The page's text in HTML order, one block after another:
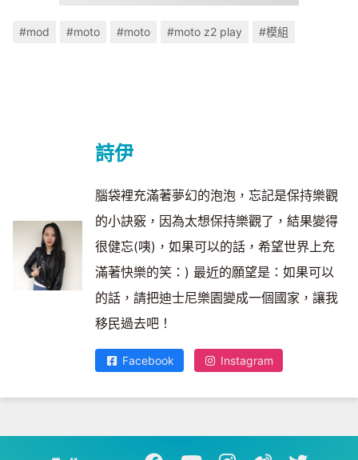
#mod #moto #moto #moto z2 play #模組
詩伊
腦袋裡充滿著夢幻的泡泡，忘記是保持樂觀
的小訣竅，因為太想保持樂觀了，結果變得
很健忘(咦)，如果可以的話，希望世界上充
滿著快樂的笑：) 最近的願望是：如果可以
的話，請把迪士尼樂園變成一個國家，讓我
移民過去吧！
Facebook Instagram